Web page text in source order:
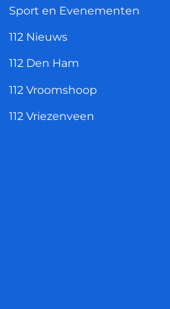
Sport en Evenementen
112 Nieuws
112 Den Ham
112 Vroomshoop
112 Vriezenveen